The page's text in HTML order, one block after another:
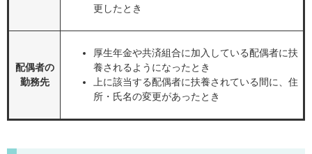
更したとき
配偶者の
勤務先
厚生年金や共済組合に加入している配偶者に扶
養されるようになったとき
上に該当する配偶者に扶養されている間に、住
所・氏名の変更があったとき